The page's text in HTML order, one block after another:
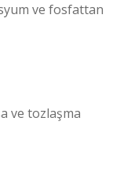
ve fosfattan
ve tozlaşma